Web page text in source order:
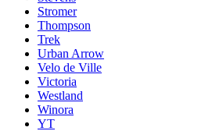
Stromer
Thompson
Trek
Urban Arrow
Velo de Ville
Victoria
Westland
Winora
YT